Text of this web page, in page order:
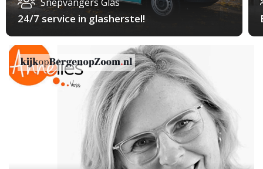
24/7 service in glasherstel!